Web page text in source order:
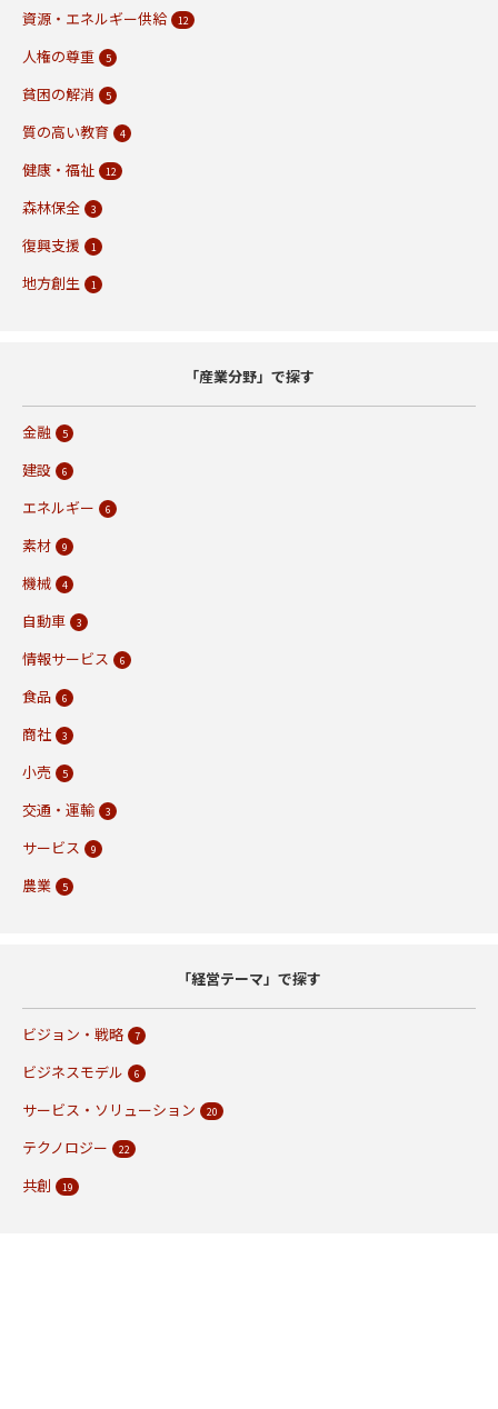
資源・エネルギー供給 12
人権の尊重 5
貧困の解消 5
質の高い教育 4
健康・福祉 12
森林保全 3
復興支援 1
地方創生 1
「産業分野」で探す
金融 5
建設 6
エネルギー 6
素材 9
機械 4
自動車 3
情報サービス 6
食品 6
商社 3
小売 5
交通・運輸 3
サービス 9
農業 5
「経営テーマ」で探す
ビジョン・戦略 7
ビジネスモデル 6
サービス・ソリューション 20
テクノロジー 22
共創 19